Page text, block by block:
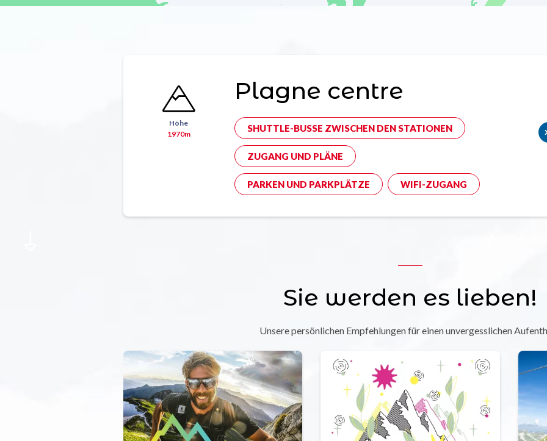
Höhe
1970m
Plagne centre
SHUTTLE-BUSSE ZWISCHEN DEN STATIONEN
ZUGANG UND PLÄNE
PARKEN UND PARKPLÄTZE WIFI-ZUGANG
Sie werden es lieben!
Unsere persönlichen Empfehlungen für einen unvergesslichen